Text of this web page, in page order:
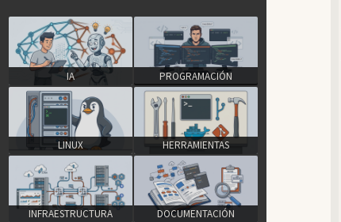
IA PROGRAMACIÓN
LINUX HERRAMIENTAS
INFRAESTRUCTURA DOCUMENTACIÓN